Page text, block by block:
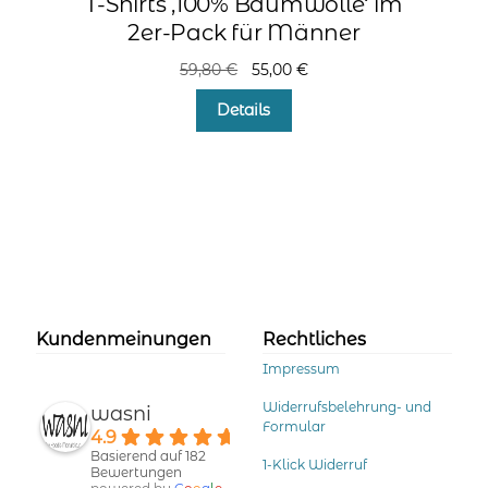
2er-Pack für Männer
59,80€
Ursprünglicher
Preis
war:
59,80 €
55,00 €Aktueller
Details
Kundenmeinungen
wasni
4.9
Basierend auf 182
Bewertungen
Rechtliches
Impressum
Widerrufsbelehrung- und
Formular
1-Klick Widerruf